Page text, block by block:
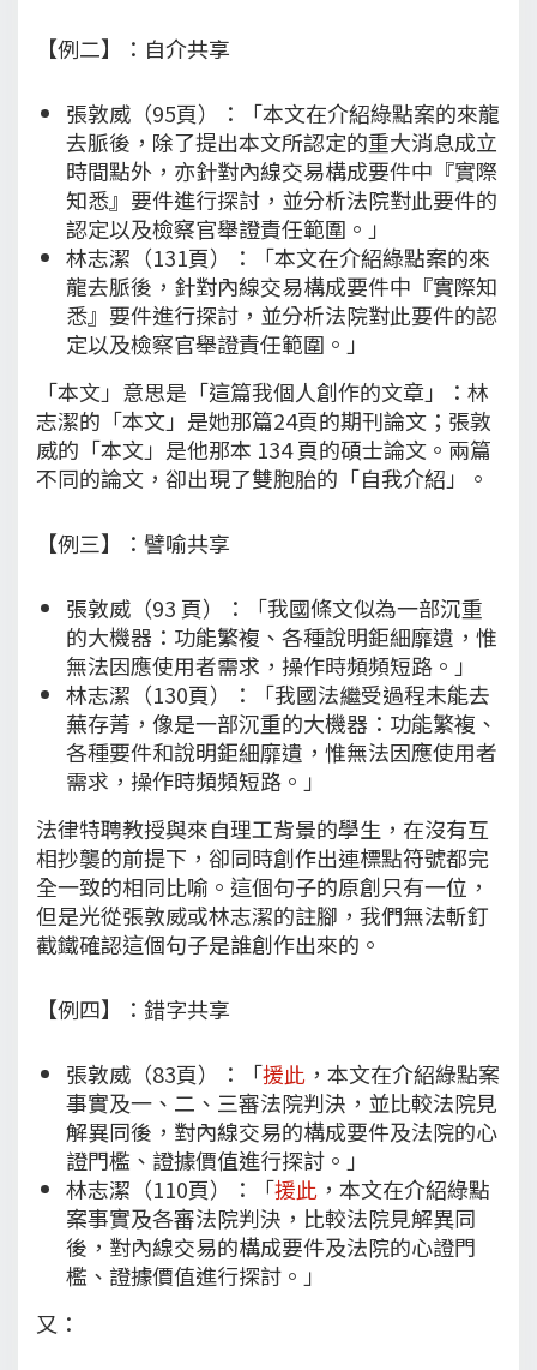
【例二】：自介共享
張敦威（95頁）：「本文在介紹綠點案的來龍
去脈後，除了提出本文所認定的重大消息成立
時間點外，亦針對內線交易構成要件中『實際
知悉』要件進行探討，並分析法院對此要件的
認定以及檢察官舉證責任範圍。」
林志潔（131頁）：「本文在介紹綠點案的來
龍去脈後，針對內線交易構成要件中『實際知
悉』要件進行探討，並分析法院對此要件的認
定以及檢察官舉證責任範圍。」
「本文」意思是「這篇我個人創作的文章」：林
志潔的「本文」是她那篇24頁的期刊論文；張敦
威的「本文」是他那本 134 頁的碩士論文。兩篇
不同的論文，卻出現了雙胞胎的「自我介紹」。
【例三】：譬喻共享
張敦威（93 頁）：「我國條文似為一部沉重
的大機器：功能繁複、各種說明鉅細靡遺，惟
無法因應使用者需求，操作時頻頻短路。」
林志潔（130頁）：「我國法繼受過程未能去
蕪存菁，像是一部沉重的大機器：功能繁複、
各種要件和說明鉅細靡遺，惟無法因應使用者
需求，操作時頻頻短路。」
法律特聘教授與來自理工背景的學生，在沒有互
相抄襲的前提下，卻同時創作出連標點符號都完
全一致的相同比喻。這個句子的原創只有一位，
但是光從張敦威或林志潔的註腳，我們無法斬釘
截鐵確認這個句子是誰創作出來的。
【例四】：錯字共享
張敦威（83頁）：「援此 ，本文在介紹綠點案
事實及一、二、三審法院判決，並比較法院見
解異同後，對內線交易的構成要件及法院的心
證門檻、證據價值進行探討。」
林志潔（110頁）：「援此 ，本文在介紹綠點
案事實及各審法院判決，比較法院見解異同
後，對內線交易的構成要件及法院的心證門
檻、證據價值進行探討。」
又：